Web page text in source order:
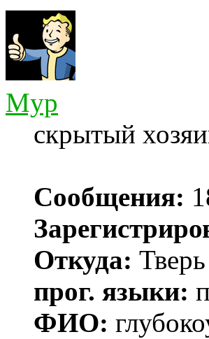
Myp
скрытый
Сообщения:
Откуда:
прог. языки:
ФИО: